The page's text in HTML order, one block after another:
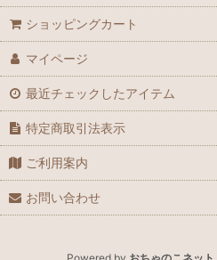
手作りキット 一覧
ショッピングカート
マイページ
最近チェックしたアイテム
特定商取引法表示
ご利用案内
お問い合わせ